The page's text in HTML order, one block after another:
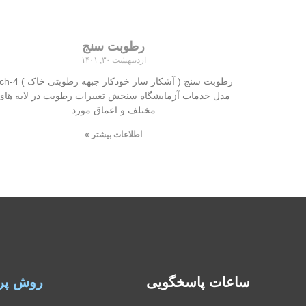
رطوبت سنج
اردیبهشت ۳۰, ۱۴۰۱
مدل خدمات آزمایشگاه سنجش تغییرات رطوبت در لایه
مختلف و اعماق مورد
اطلاعات بیشتر »
ساعات پاسخگویی روش